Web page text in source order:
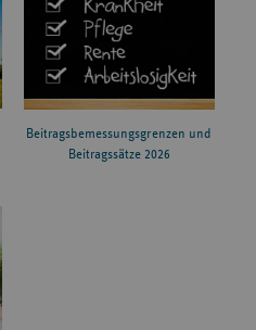
Beitragsbemessungsgrenzen und
Beitragssätze 2026